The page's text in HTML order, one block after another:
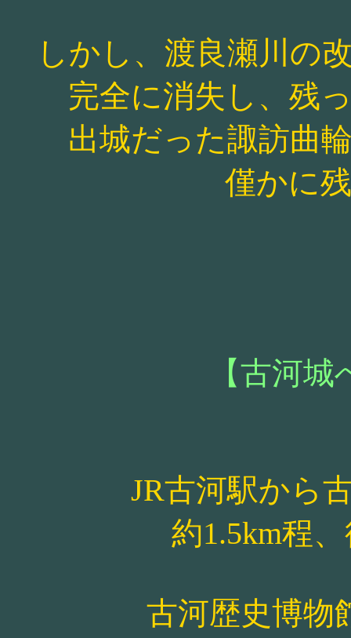
しかし、渡良瀬川の
完全に消失し、残
出城だった諏訪曲
僅かに
【古河
JR古河駅から
約1.5km程
古河歴史博物